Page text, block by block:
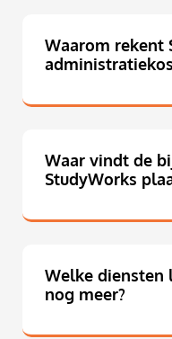
Waarom rekent
Waar vindt de
StudyWorks
Welke diensten
nog meer?